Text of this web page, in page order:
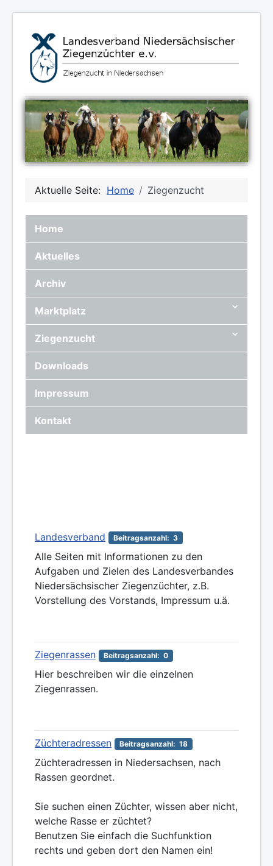
Aktuelle Seite: Home Ziegenzucht
Home
Aktuelles
Archiv
Marktplatz
Ziegenzucht
Downloads
Impressum
Kontakt
Landesverband Beitragsanzahl: 3
Alle Seiten mit Informationen zu den
Aufgaben und Zielen des Landesverbandes
Niedersächsischer Ziegenzüchter, z.B.
Vorstellung des Vorstands, Impressum u.ä.
Ziegenrassen Beitragsanzahl: 0
Hier beschreiben wir die einzelnen
Ziegenrassen.
Züchteradressen Beitragsanzahl: 18
Züchteradressen in Niedersachsen, nach
Rassen geordnet.
Sie suchen einen Züchter, wissen aber nicht,
welche Rasse er züchtet?
Benutzen Sie einfach die Suchfunktion
rechts und geben dort den Namen ein!